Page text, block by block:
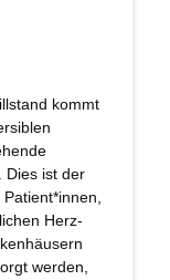
kommt
Dies ist der
Herz-
werden,